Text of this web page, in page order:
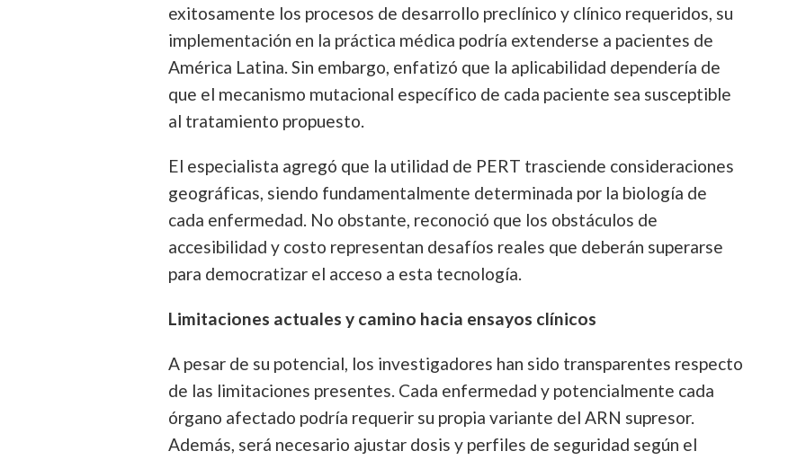
exitosamente los procesos de desarrollo preclínico y clínico requeridos, su
implementación en la práctica médica podría extenderse a pacientes de
América Latina. Sin embargo, enfatizó que la aplicabilidad dependería de
que el mecanismo mutacional específico de cada paciente sea susceptible
al tratamiento propuesto.
El especialista agregó que la utilidad de PERT trasciende consideraciones
geográficas, siendo fundamentalmente determinada por la biología de
cada enfermedad. No obstante, reconoció que los obstáculos de
accesibilidad y costo representan desafíos reales que deberán superarse
para democratizar el acceso a esta tecnología.
Limitaciones actuales y camino hacia ensayos clínicos
A pesar de su potencial, los investigadores han sido transparentes respecto
de las limitaciones presentes. Cada enfermedad y potencialmente cada
órgano afectado podría requerir su propia variante del ARN supresor.
Además, será necesario ajustar dosis y perfiles de seguridad según el